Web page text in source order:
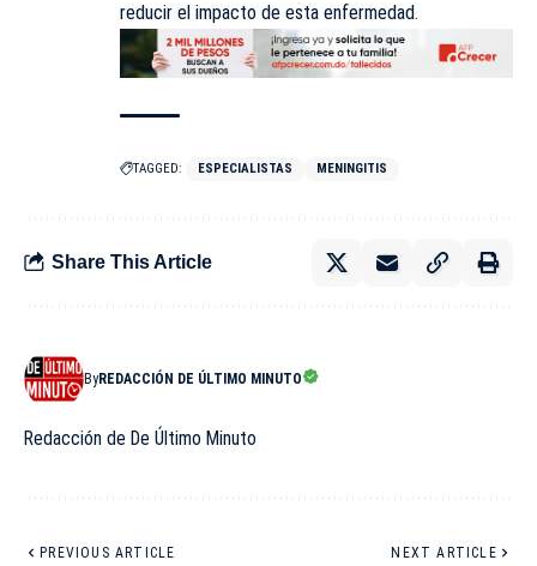
reducir el impacto de esta enfermedad.
TAGGED: ESPECIALISTAS MENINGITIS
Share This Article
ByREDACCIÓN DE ÚLTIMO MINUTO
Redacción de De Último Minuto
PREVIOUS ARTICLE NEXT ARTICLE